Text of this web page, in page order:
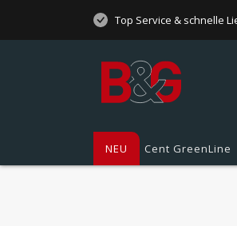
Top Service & schnelle
NEU Cent GreenLine